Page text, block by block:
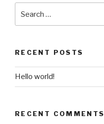
RECENT POSTS
Hello world!
RECENT COMMENTS